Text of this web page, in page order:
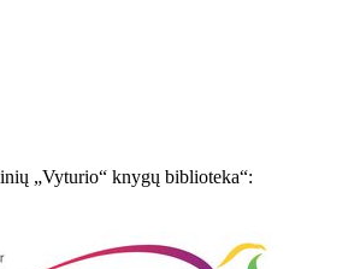
„Vyturio“ knygų biblioteka“: